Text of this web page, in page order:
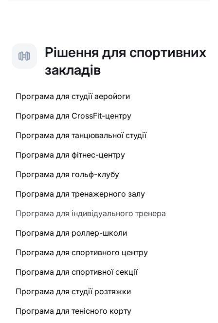
Рішення для спортивних
закладів
Програма для студії аеройоги
Програма для CrossFit-центру
Програма для танцювальної студії
Програма для фітнес-центру
Програма для гольф-клубу
Програма для тренажерного залу
Програма для індивідуального тренера
Програма для роллер-школи
Програма для спортивного центру
Програма для спортивної секції
Програма для студії розтяжки
Програма для тенісного корту